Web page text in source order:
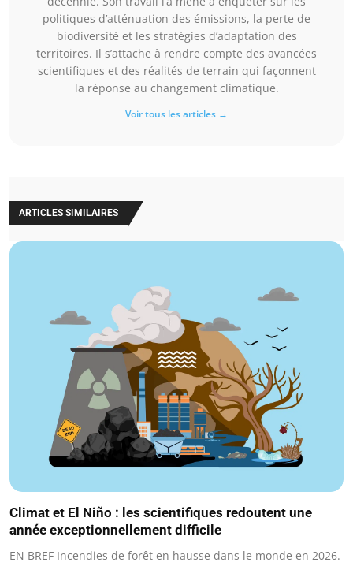
politiques d’atténuation des émissions, la perte de
biodiversité et les stratégies d’adaptation des
territoires. Il s’attache à rendre compte des avancées
scientifiques et des réalités de terrain qui façonnent
la réponse au changement climatique.
Voir tous les articles →
ARTICLES SIMILAIRES
Climat et El Niño : les scientifiques redoutent une
année exceptionnellement difficile
EN BREF Incendies de forêt en hausse dans le monde en 2026.